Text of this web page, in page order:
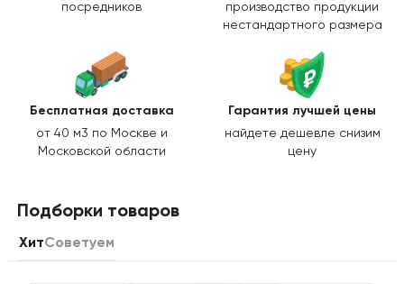
посредников
производство продукции
нестандартного размера
Бесплатная доставка
от 40 м3 по Москве и
Московской области
Гарантия лучшей цены
найдете дешевле снизим
цену
Подборки товаров
ХитСоветуем